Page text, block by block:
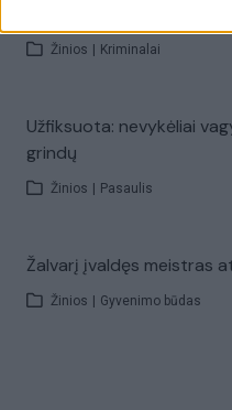
Žinios Kriminalai
Užfiksuota: nevykėliai
grindų
Žinios Pasaulis
Žalvarį įvaldęs meistras
Žinios Gyvenimo būdas